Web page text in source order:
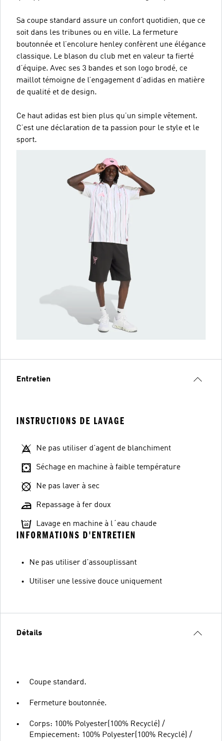
Sa coupe standard assure un confort quotidien, que ce
soit dans les tribunes ou en ville. La fermeture
boutonnée et l’encolure henley confèrent une élégance
classique. Le blason du club met en valeur ta fierté
d’équipe. Avec ses 3 bandes et son logo brodé, ce
maillot témoigne de l’engagement d’adidas en matière
de qualité et de design.
Ce haut adidas est bien plus qu’un simple vêtement.
C’est une déclaration de ta passion pour le style et le
sport.
Entretien
INSTRUCTIONS DE LAVAGE
Ne pas utiliser d'agent de blanchiment
Séchage en machine à faible température
Ne pas laver à sec
Repassage à fer doux
Lavage en machine à l´eau chaude
INFORMATIONS D'ENTRETIEN
Ne pas utiliser d'assouplissant
Utiliser une lessive douce uniquement
Détails
Coupe standard.
Fermeture boutonnée.
Corps: 100% Polyester(100% Recyclé) /
Empiecement: 100% Polyester(100% Recyclé) /